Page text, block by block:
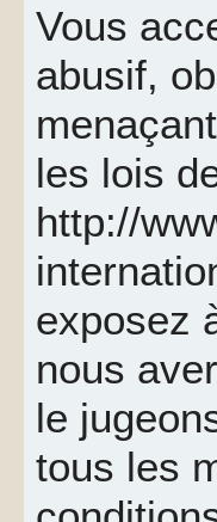
Vous
abusif,
les lois
http://
exposez
nous
le
tous les